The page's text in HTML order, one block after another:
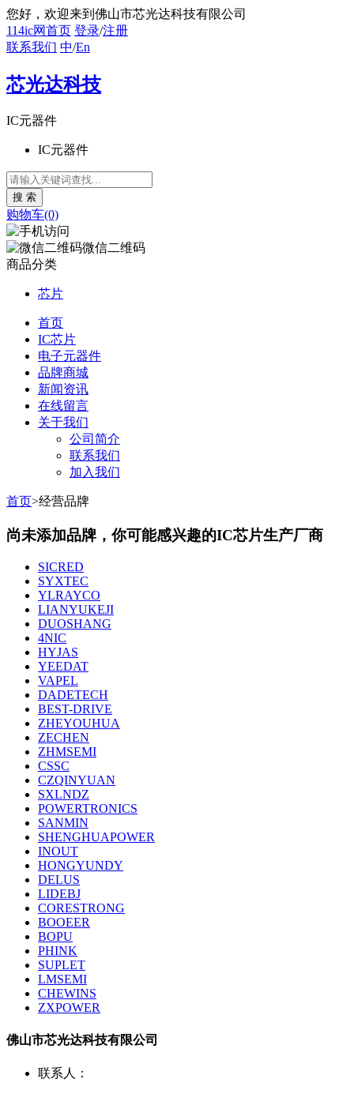
您好 ，欢迎来到佛山市芯光达科技有限公司
114ic网首页 登录/注册
联系我们 中/En
芯光达科技
IC元器件
IC元器件
购物车(0)
微信二维码
商品分类
芯片
首页
IC芯片
电子元器件
品牌商城
新闻资讯
在线留言
关于我们
公司简介
联系我们
加入我们
首页>经营品牌
尚未添加品牌，你可能感兴趣的IC芯片生产厂商
SICRED
SYXTEC
YLRAYCO
LIANYUKEJI
DUOSHANG
4NIC
HYJAS
YEEDAT
VAPEL
DADETECH
BEST-DRIVE
ZHEYOUHUA
ZECHEN
ZHMSEMI
CSSC
CZQINYUAN
SXLNDZ
POWERTRONICS
SANMIN
SHENGHUAPOWER
INOUT
HONGYUNDY
DELUS
LIDEBJ
CORESTRONG
BOOEER
BOPU
PHINK
SUPLET
LMSEMI
CHEWINS
ZXPOWER
佛山市芯光达科技有限公司
联系人：